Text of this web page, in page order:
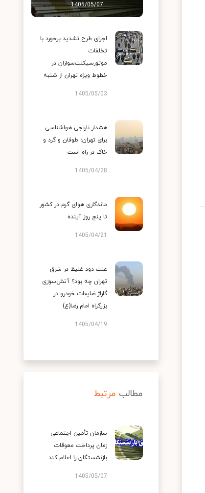
1405/05/07
اجرای طرح تشدید برخورد با
تخلفات
موتورسیکلت‌سواران در
خطوط ویژه تهران از شنبه
1405/05/03
هشدار نارنجی هواشناسی
برای تهران؛ طوفان و گرد و
خاک در راه است
1405/04/28
ماندگاری هوای گرم در کشور
تا پنج روز آینده
1405/04/21
علت دود غلیظ در شرق
تهران چه بود؟ آتش‌سوزی
گاراژ ضایعات خودرو در
بزرگراه امام رضا(ع)
1405/04/19
مطالب مرتبط
سازمان تأمین اجتماعی
زمان پرداخت معوقات
بازنشستگان را اعلام کند
1405/05/07